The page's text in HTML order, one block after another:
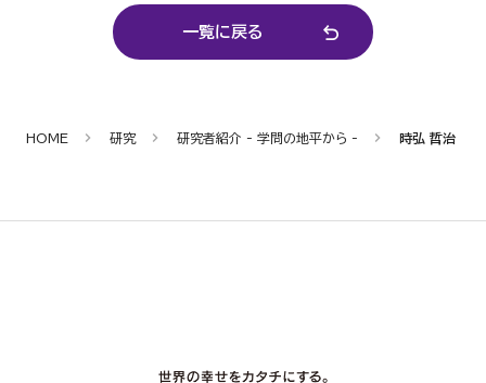
一覧に戻る
HOME 研究 研究者紹介 - 学問の地平から - 時弘 哲治